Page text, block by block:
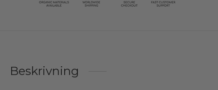
Beskrivning